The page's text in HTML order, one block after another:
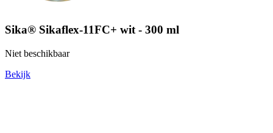
Sika® Sikaflex-11FC+ wit - 300 ml
Niet beschikbaar
Bekijk